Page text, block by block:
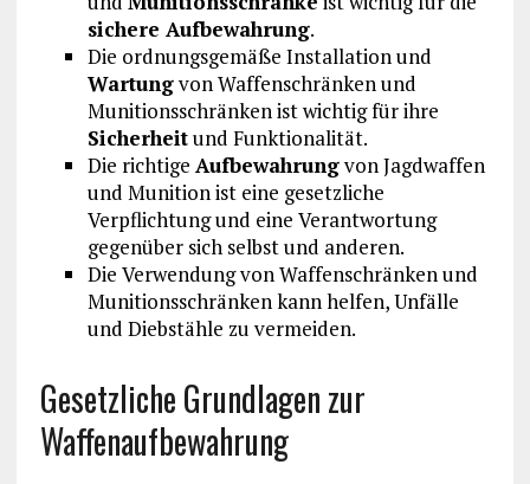
sichere Aufbewahrung.
Die ordnungsgemäße Installation und
Wartungvon Waffenschränken und
Munitionsschränken ist wichtig für ihre
Sicherheitund Funktionalität.
Die richtige Aufbewahrungvon Jagdwaffen
und Munition ist eine gesetzliche
Verpflichtung und eine Verantwortung
gegenüber sich selbst und anderen.
Die Verwendung von Waffenschränken und
Munitionsschränken kann helfen, Unfälle
und Diebstähle zu vermeiden.
Gesetzliche Grundlagen zur
Waffenaufbewahrung